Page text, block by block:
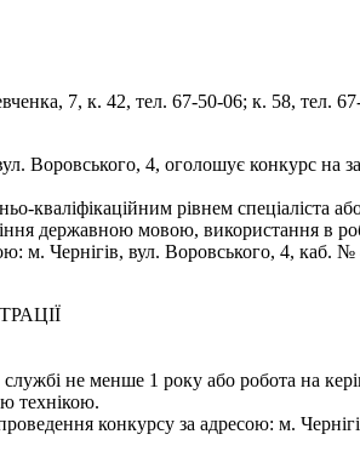
7, к. 42, тел. 67-50-06; к. 58, тел.
Воровського, 4, оголошує конкурс
кваліфікаційним рівнем спеціаліста
державною мовою, використання в
м. Чернігів, вул. Воровського, 4, каб. №
не менше 1 року або робота на
технікою.
конкурсу за адресою: м.